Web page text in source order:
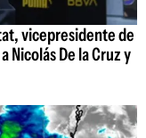
vicepresidente de
Nicolás De la Cruz y